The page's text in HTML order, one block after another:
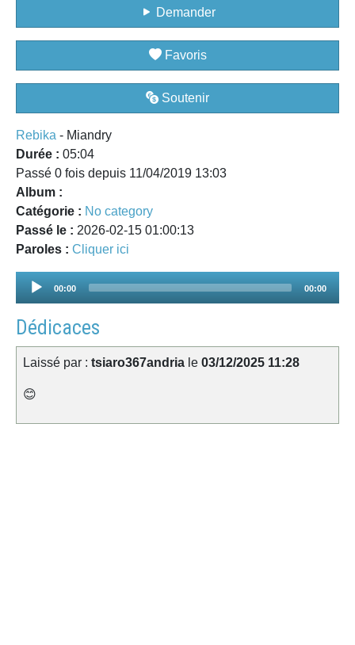
Demander
Favoris
Soutenir
Rebika - Miandry
Durée : 05:04
Passé 0 fois depuis 11/04/2019 13:03
Album :
Catégorie : No category
Passé le : 2026-02-15 01:00:13
Paroles : Cliquer ici
Audio
00:00 00:00
Dédicaces
Laissé par : tsiaro367andria le 03/12/2025 11:28
😊